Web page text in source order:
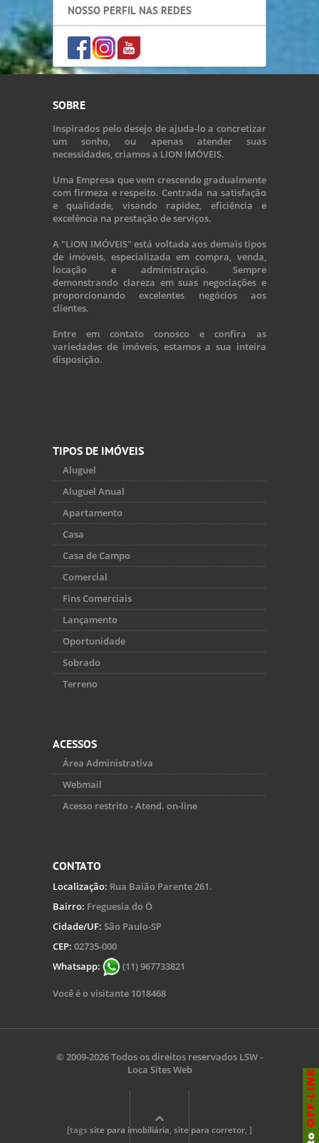
NOSSO PERFIL NAS REDES
SOBRE
Inspirados pelo desejo de ajuda-lo a concretizar
um sonho, ou apenas atender suas
necessidades, criamos a LION IMÓVEIS.
Uma Empresa que vem crescendo gradualmente
com firmeza e respeito. Centrada na satisfação
e qualidade, visando rapidez, eficiência e
excelência na prestação de serviços.
A "LION IMÓVEIS" está voltada aos demais tipos
de imóveis, especializada em compra, venda,
locação e administração. Sempre
demonstrando clareza em suas negociações e
proporcionando excelentes negócios aos
clientes.
Entre em contato conosco e confira as
variedades de imóveis, estamos a sua inteira
disposição.
TIPOS DE IMÓVEIS
Aluguel
Aluguel Anual
Apartamento
Casa
Casa de Campo
Comercial
Fins Comerciais
Lançamento
Oportunidade
Sobrado
Terreno
ACESSOS
Área Administrativa
Webmail
Acesso restrito - Atend. on-line
CONTATO
Localização: Rua Baião Parente 261.
Bairro: Freguesia do Ó
Cidade/UF: São Paulo-SP
CEP: 02735-000
Whatsapp:
(11) 967733821
Você é o visitante 1018468
© 2009-2026 Todos os direitos reservados LSW -
Loca Sites Web
[tags site para imobiliária,site para corretor, ]